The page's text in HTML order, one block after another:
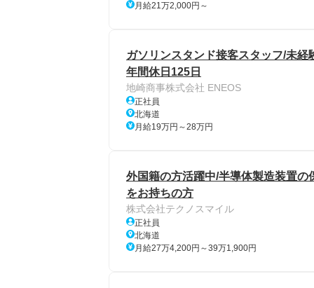
月給21万2,000円～
ガソリンスタンド接客スタッフ/未
年間休日125日
地崎商事株式会社 ENEOS
正社員
北海道
月給19万円～28万円
外国籍の方活躍中/半導体製造装置
をお持ちの方
株式会社テクノスマイル
正社員
北海道
月給27万4,200円～39万1,900円